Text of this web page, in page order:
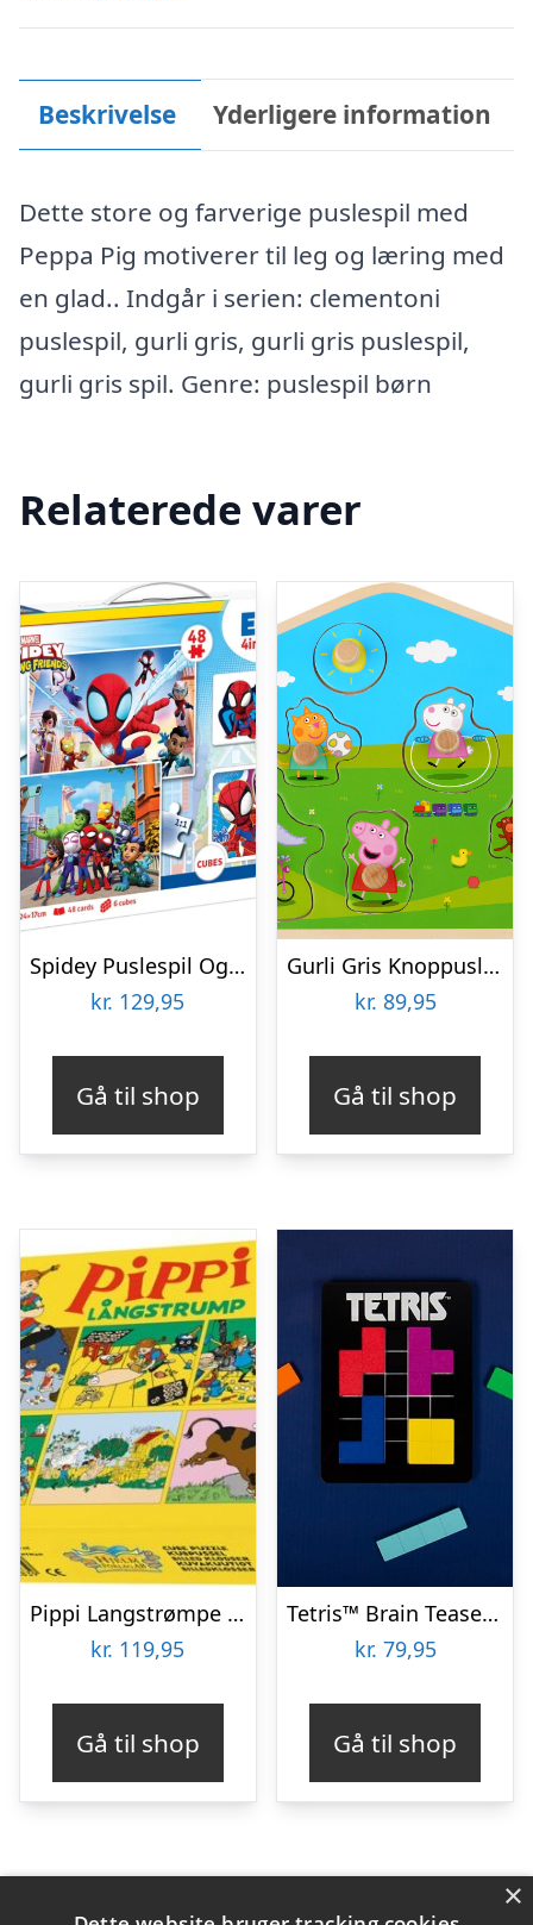
Beskrivelse Yderligere information
Dette store og farverige puslespil med
Peppa Pig motiverer til leg og læring med
en glad.. Indgår i serien: clementoni
puslespil, gurli gris, gurli gris puslespil,
gurli gris spil. Genre: puslespil børn
Relaterede varer
Spidey Puslespil Og Vendespil – Edukit 4-i-1 – Clementoni
kr. 129,95
Gå til shop
Gurli Gris Knoppuslespil – Træpuslespil Med Knopper
kr. 89,95
Gå til shop
Pippi Langstrømpe – Puslespil Klodser – 12 Klodser
kr. 119,95
Gå til shop
Tetris™ Brain Teaser Puzzle
kr. 79,95
Gå til shop
Varekategorier
×